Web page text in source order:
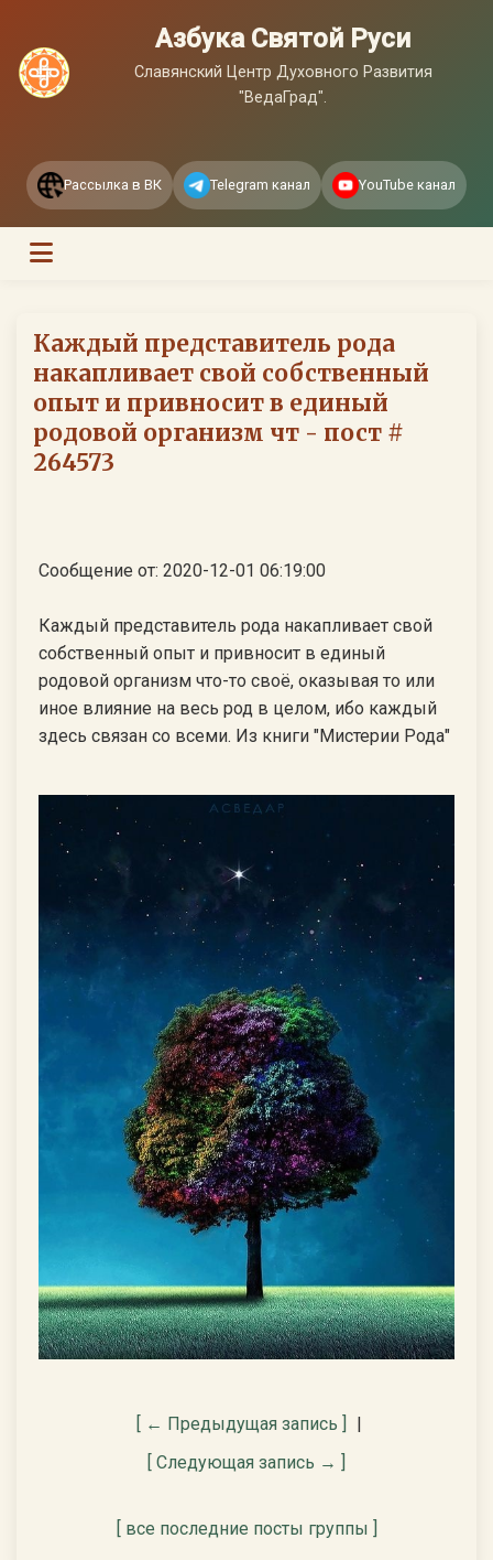
Азбука Святой Руси
Славянский Центр Духовного Развития
"ВедаГрад".
Рассылка в ВК Telegram канал YouTube канал
Каждый представитель рода
накапливает свой собственный
опыт и привносит в единый
родовой организм чт - пост #
264573
Сообщение от: 2020-12-01 06:19:00
Каждый представитель рода накапливает свой
собственный опыт и привносит в единый
родовой организм что-то своё, оказывая то или
иное влияние на весь род в целом, ибо каждый
здесь связан со всеми. Из книги "Мистерии Рода"
[ ← Предыдущая запись ]
|
[ Следующая запись → ]
[ все последние посты группы ]